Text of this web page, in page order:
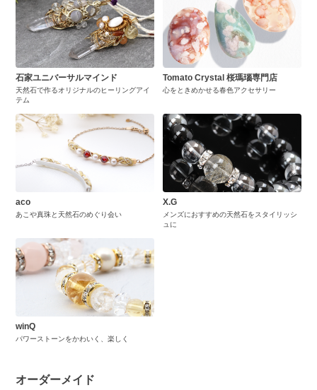
石家ユニバーサルマインド
天然石で作るオリジナルのヒーリングアイ
テム
Tomato Crystal 桜瑪瑙専門店
心をときめかせる春色アクセサリー
aco
あこや真珠と天然石のめぐり会い
X.G
メンズにおすすめの天然石をスタイリッシ
ュに
winQ
パワーストーンをかわいく、楽しく
オーダーメイド